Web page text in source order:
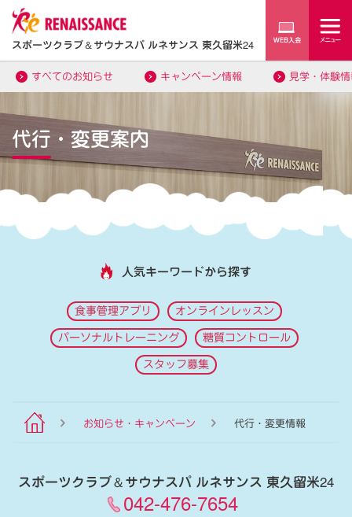
スポーツクラブ＆サウナスパ ルネサンス 東久留米24
すべてのお知らせ キャンペーン情報 見学・体験
代行・変更案内
人気キーワードから探す
食事管理アプリ オンラインレッスン
パーソナルトレーニング 糖質コントロール
スタッフ募集
お知らせ・キャンペーン 代行・変更情報
スポーツクラブ＆サウナスパ ルネサンス 東久留米24
042-476-7654